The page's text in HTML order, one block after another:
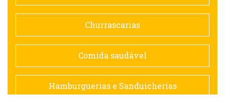
Doceria
Espanhola
Francesa
Churrascarias
Comida saudável
Hamburguerias e Sanduicherias